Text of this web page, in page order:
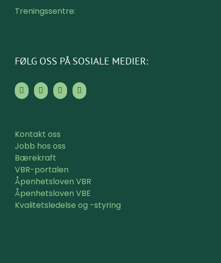
Treningssentre:
FØLG OSS PÅ SOSIALE MEDIER:
Kontakt oss
Jobb hos oss
Bærekraft
VBR-portalen
Åpenhetsloven VBR
Åpenhetsloven VBE
Kvalitetsledelse og -styring